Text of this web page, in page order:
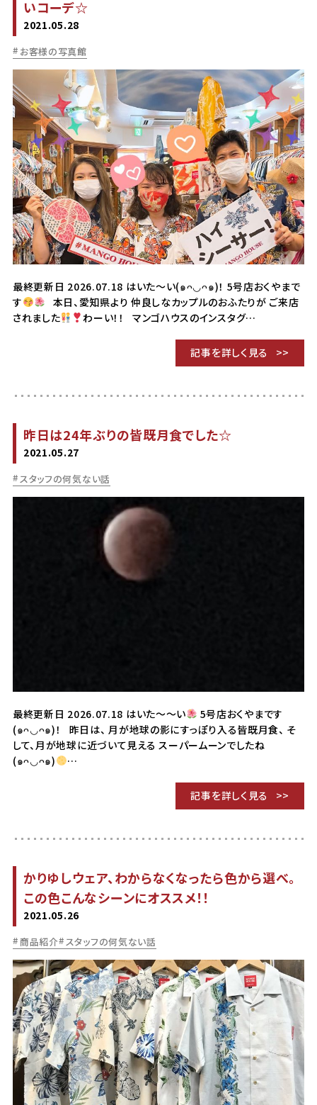
いコーデ☆
2021.05.28
お客様の写真館
最終更新日 2026.07.18 はいた～い(๑ᴖ◡ᴖ๑)！ 5号店おくやまで
す
本日、愛知県より 仲良しなカップルのおふたりが ご来店
されました
わーい！！ マンゴハウスのインスタグ…
記事を詳しく見る
昨日は24年ぶりの皆既月食でした☆
2021.05.27
スタッフの何気ない話
最終更新日 2026.07.18 はいた〜〜い
5号店おくやまです
(๑ᴖ◡ᴖ๑)！ 昨日は、 月が地球の影にすっぽり入る皆既月食、 そ
して、月が地球に近づいて見える スーパームーンでしたね
(๑ᴖ◡ᴖ๑)
…
記事を詳しく見る
かりゆしウェア、わからなくなったら色から選べ。
この色こんなシーンにオススメ！！
2021.05.26
商品紹介 スタッフの何気ない話